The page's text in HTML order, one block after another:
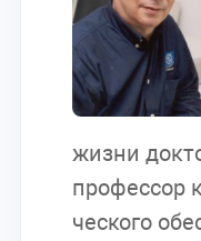
жиз­ни
про­фес­сор
че­ско­го